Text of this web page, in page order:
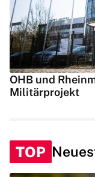
OHB und
Militärprojekt
TOP